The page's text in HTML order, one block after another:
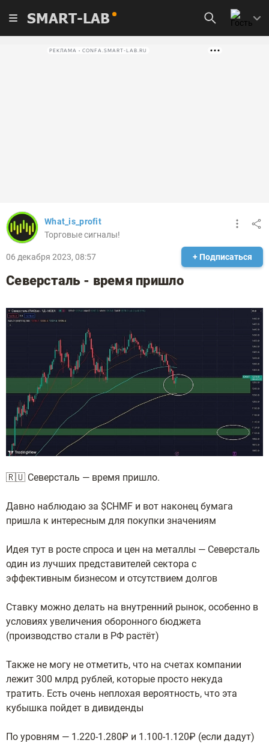
SMART-LAB
РЕКЛАМА • CONFA.SMART-LAB.RU
What_is_profit
Торговые сигналы!
06 декабря 2023, 08:57 + Подписаться
Северсталь - время пришло
🇷🇺 Северсталь — время пришло.
Давно наблюдаю за $CHMF и вот наконец бумага
пришла к интересным для покупки значениям
Идея тут в росте спроса и цен на металлы — Северсталь
один из лучших представителей сектора с
эффективным бизнесом и отсутствием долгов
Ставку можно делать на внутренний рынок, особенно в
условиях увеличения оборонного бюджета
(производство стали в РФ растёт)
Также не могу не отметить, что на счетах компании
лежит 300 млрд рублей, которые просто некуда
тратить. Есть очень неплохая вероятность, что эта
кубышка пойдет в дивиденды
По уровням — 1.220-1.280₽ и 1.100-1.120₽ (если дадут)